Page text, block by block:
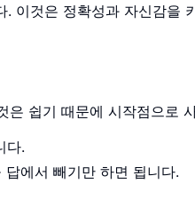
이것은 정확성과 자신감을
쉽기 때문에 시작점으로
다.
에서 빼기만 하면 됩니다.